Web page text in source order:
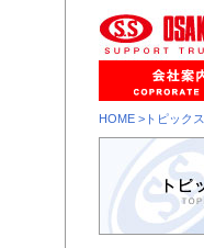
HOME >トピックス